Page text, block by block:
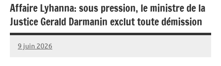
Affaire Lyhanna: sous pression, le ministre de la
Justice Gerald Darmanin exclut toute démission
9 juin 2026
Admins